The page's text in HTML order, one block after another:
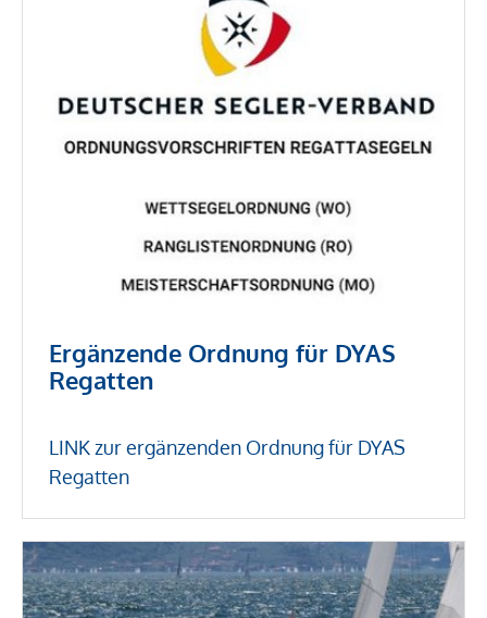
Ergänzende Ordnung für DYAS
Regatten
LINK zur ergänzenden Ordnung für DYAS
Regatten